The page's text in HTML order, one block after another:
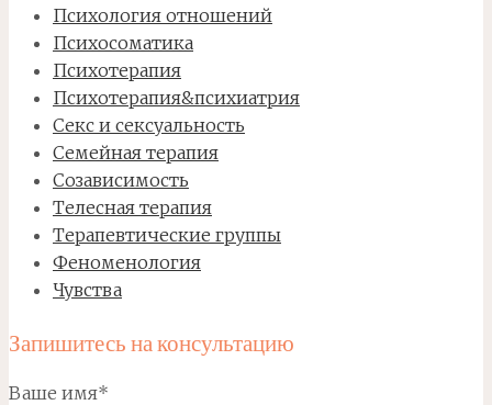
Психология отношений
Психосоматика
Психотерапия
Психотерапия&психиатрия
Секс и сексуальность
Семейная терапия
Созависимость
Телесная терапия
Терапевтические группы
Феноменология
Чувства
Запишитесь на консультацию
Ваше имя*